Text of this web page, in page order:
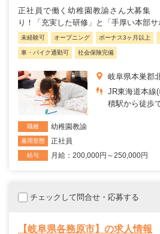
正社員で働く幼稚園教諭さん大募集
り！「充実した研修」と「手厚い本部サ
未経験可 オープニング ボーナス3ヶ月以上
車・バイク通勤可 社会保険完備
岐阜県本巣郡
JR東海道本線
積駅から徒歩
職種 幼稚園教諭
雇用形態 正社員
給与 月給：200,000円～250,000円
チェックして問合せ・応募する
【岐阜県各務原市】の求人情報